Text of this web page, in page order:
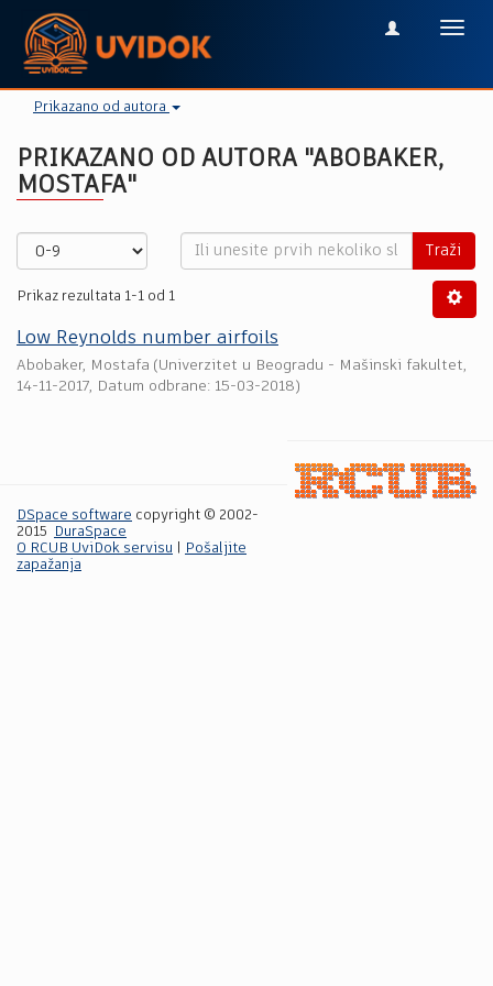
Prikazano od autora
PRIKAZANO OD AUTORA "ABOBAKER,
MOSTAFA"
Traži
Prikaz rezultata 1-1 od 1
Low Reynolds number airfoils
Abobaker, Mostafa (Univerzitet u Beogradu - Mašinski fakultet,
14-11-2017, Datum odbrane: 15-03-2018)
DSpace software copyright © 2002-
2015
DuraSpace
O RCUB UviDok servisu
Pošaljite
zapažanja